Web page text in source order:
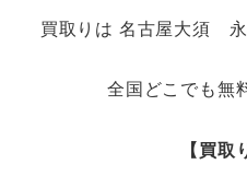
買取りは 名古屋大須 永
全国どこでも無
【買取